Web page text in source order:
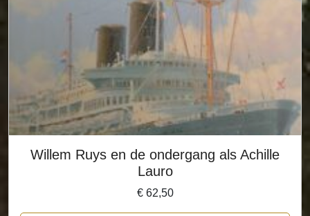
Willem Ruys en de ondergang als Achille
Lauro
€62,50